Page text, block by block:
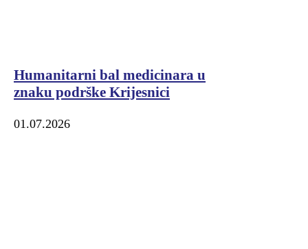
Humanitarni bal medicinara u
znaku podrške Krijesnici
01.07.2026